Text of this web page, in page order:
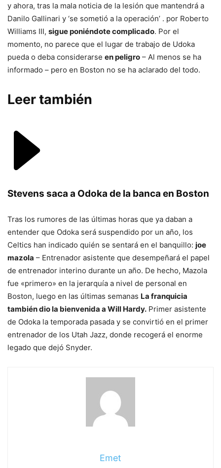
y ahora, tras la mala noticia de la lesión que mantendrá a
Danilo Gallinari y ‘se sometió a la operación’ . por Roberto
Williams III, sigue poniéndote complicado. Por el
momento, no parece que el lugar de trabajo de Udoka
pueda o deba considerarse en peligro – Al menos se ha
informado – pero en Boston no se ha aclarado del todo.
Leer también
Stevens saca a Odoka de la banca en Boston
Tras los rumores de las últimas horas que ya daban a
entender que Odoka será suspendido por un año, los
Celtics han indicado quién se sentará en el banquillo: joe
mazola – Entrenador asistente que desempeñará el papel
de entrenador interino durante un año. De hecho, Mazola
fue «primero» en la jerarquía a nivel de personal en
Boston, luego en las últimas semanas La franquicia
también dio la bienvenida a Will Hardy. Primer asistente
de Odoka la temporada pasada y se convirtió en el primer
entrenador de los Utah Jazz, donde recogerá el enorme
legado que dejó Snyder.
Emet